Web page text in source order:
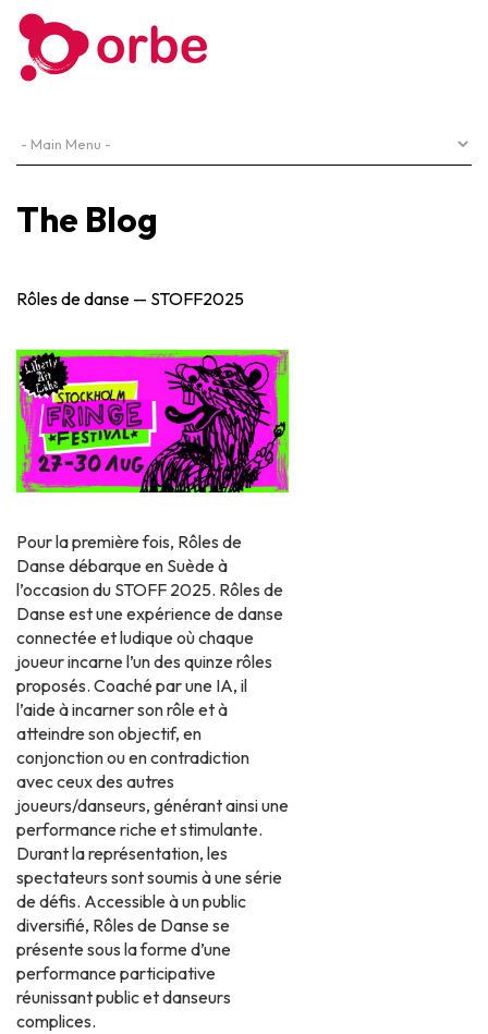
The Blog
Rôles de danse — STOFF2025
Pour la première fois, Rôles de
Danse débarque en Suède à
l’occasion du STOFF 2025. Rôles de
Danse est une expérience de danse
connectée et ludique où chaque
joueur incarne l’un des quinze rôles
proposés. Coaché ​​par une IA, il
l’aide à incarner son rôle et à
atteindre son objectif, en
conjonction ou en contradiction
avec ceux des autres
joueurs/danseurs, générant ainsi une
performance riche et stimulante.
Durant la représentation, les
spectateurs sont soumis à une série
de défis. Accessible à un public
diversifié, Rôles de Danse se
présente sous la forme d’une
performance participative
réunissant public et danseurs
complices.